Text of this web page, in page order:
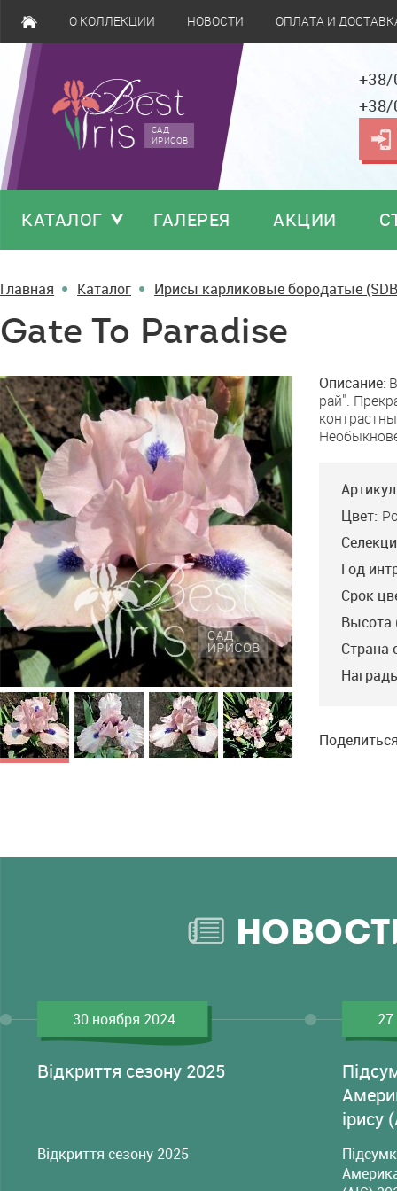
О КОЛЛЕКЦИИ НОВОСТИ ОПЛАТА И
САД
ИРИСОВ
КАТАЛОГ ГАЛЕРЕЯ АКЦИИ
Главная Каталог Ирисы карликовые бородатые
Gate To Paradise
Gate
To
Paradise
Описание:
рай".
Цвет:
Год
Срок
Высота
Страна
30 ноября 2024
Відкриття сезону 2025
Відкриття сезону 2025
ірису